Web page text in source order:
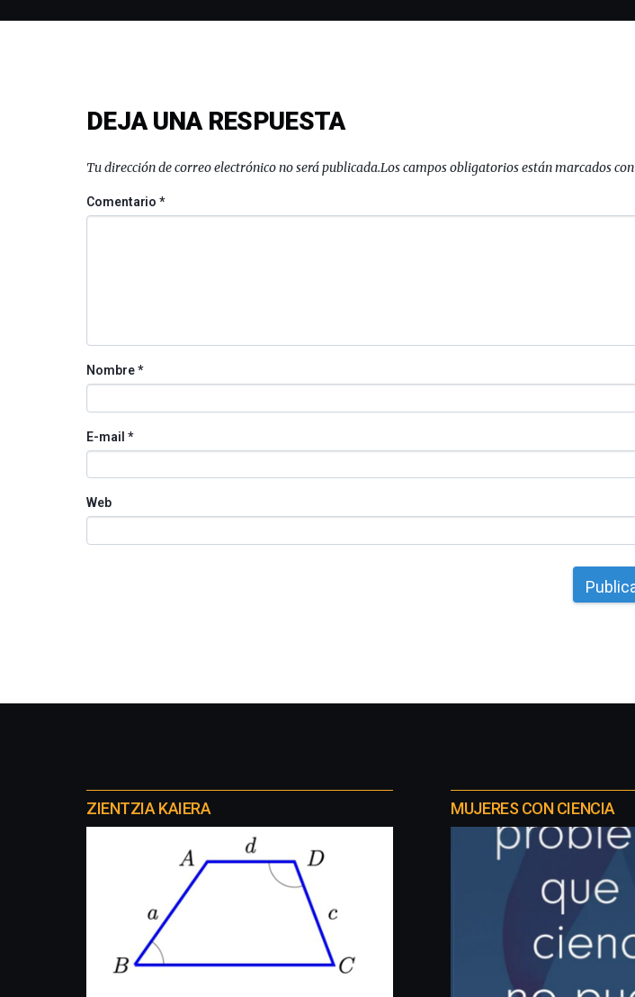
DEJA UNA RESPUESTA
Tu dirección de correo electrónico no será publicada.Los campos obligatorios están marcados con
Comentario*
Nombre*
E-mail *
Web
proyectos
ZIENTZIA KAIERA MUJERES CON CIENCIA